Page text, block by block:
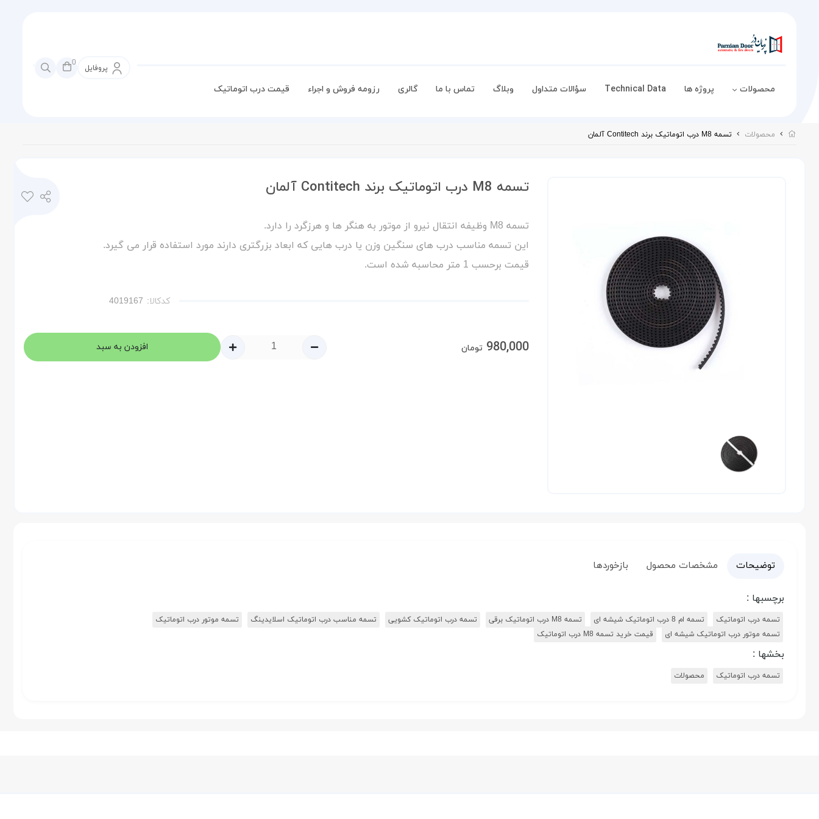
محصولات پروژه ها Technical Data سؤالات متداول وبلاگ تماس با ما گالری رزومه فروش و اجراء قیمت درب اتوماتیک
پروفایل
0
محصولات تسمه M8 درب اتوماتیک برند Contitech آلمان
تسمه M8 درب اتوماتیک برند Contitech آلمان
تسمه M8 وظیفه انتقال نیرو از موتور به هنگر ها و هرزگرد را دارد.
این تسمه مناسب درب های سنگین وزن یا درب هایی که ابعاد بزرگتری دارند مورد استفاده قرار می گیرد.
قیمت برحسب 1 متر محاسبه شده است.
کدکالا:
980,000 تومان افزودن به سبد
توضیحات مشخصات محصول بازخوردها
برچسبها :
تسمه درب اتوماتیک تسمه ام 8 درب اتوماتیک شیشه ای تسمه M8 درب اتوماتیک برقی تسمه درب اتوماتیک کشویی تسمه مناسب درب اتوماتیک اسلایدینگ
تسمه موتور درب اتوماتیک
تسمه موتور درب اتوماتیک شیشه ای
قیمت خرید تسمه M8 درب اتوماتیک
بخشها :
تسمه درب اتوماتیک محصولات